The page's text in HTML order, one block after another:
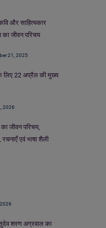
कवि और साहित्‍यकार
का जीवन परिचय
21, 2025
लिए 22 अप्रैल की मुख्य
2026
जीवन परिचय,
एवं भाषा शैली
शरण अग्रवाल का